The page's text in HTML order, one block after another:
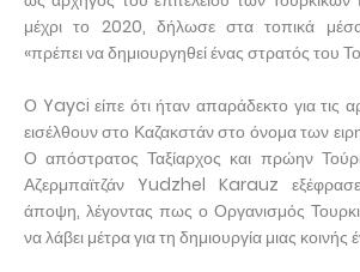
μέχρι το 2020, δήλωσε στα τοπικά
«πρέπει να δημιουργηθεί ένας στρατός του
Ο Yayci είπε ότι ήταν απαράδεκτο για τις
εισέλθουν στο Καζακστάν στο όνομα των
Ο απόστρατος Ταξίαρχος και πρώην
Αζερμπαϊτζάν Yudzhel Karauz
άποψη, λέγοντας πως ο Οργανισμός
να λάβει μέτρα για τη δημιουργία μιας